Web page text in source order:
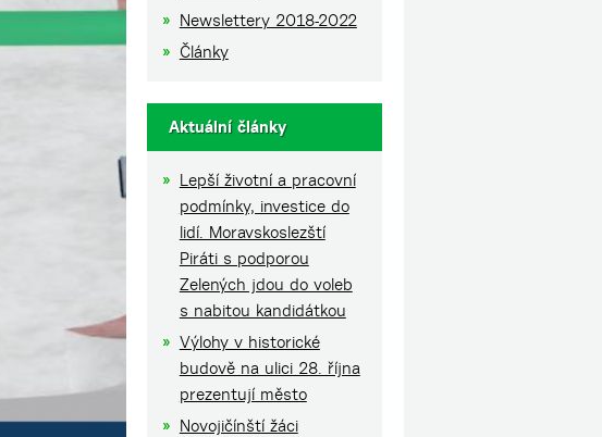
Newslettery 2018-2022
Články
Aktuální články
Lepší životní a pracovní
podmínky, investice do
lidí. Moravskoslezští
Piráti s podporou
Zelených jdou do voleb
s nabitou kandidátkou
Výlohy v historické
budově na ulici 28. října
prezentují město
Novojičínští žáci